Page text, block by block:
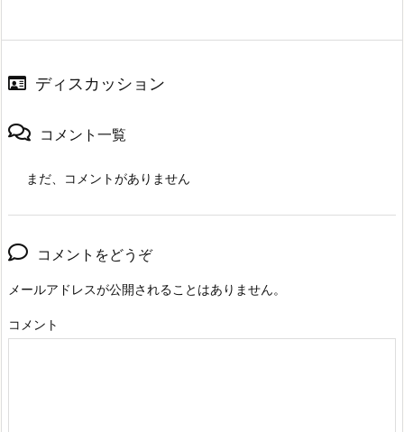
ディスカッション
コメント一覧
まだ、コメントがありません
コメントをどうぞ
メールアドレスが公開されることはありません。
コメント